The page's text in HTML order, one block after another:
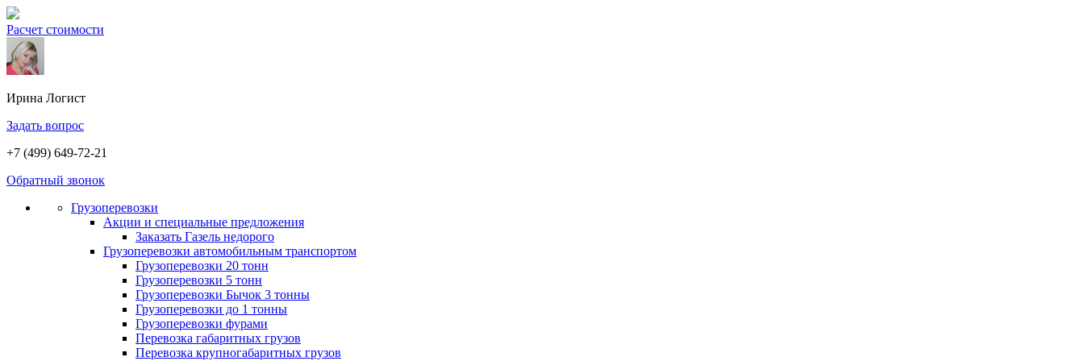
Расчет стоимости
Ирина Логист
Задать вопрос
+7 (499) 649-72-21
Обратный звонок
Грузоперевозки
Акции и специальные предложения
Заказать Газель недорого
Грузоперевозки автомобильным транспортом
Грузоперевозки 20 тонн
Грузоперевозки 5 тонн
Грузоперевозки Бычок 3 тонны
Грузоперевозки до 1 тонны
Грузоперевозки фурами
Перевозка габаритных грузов
Перевозка крупногабаритных грузов